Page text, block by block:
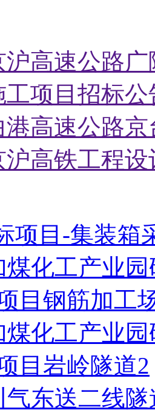
沪高速公路
工项目招标公
港高速公路
沪高铁工程
项目-集装箱
煤化工产业
目钢筋加工
煤化工产业
目岩岭隧道2
气东送二线